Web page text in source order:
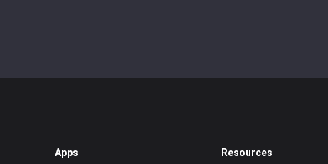
Apps Resources